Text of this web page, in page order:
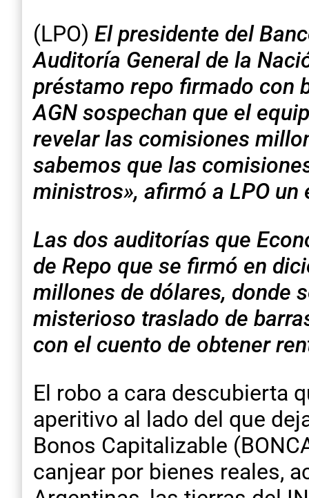
(LPO) El presidente del
Auditoría General de la
préstamo repo firmado con
AGN sospechan que el
revelar las comisiones
sabemos que las
ministros», afirmó a LPO
Las dos auditorías que
de Repo que se firmó en
millones de dólares, donde
misterioso traslado de
con el cuento de obtener
El robo a cara descubierta
aperitivo al lado del que
Bonos Capitalizable
canjear por bienes reales,